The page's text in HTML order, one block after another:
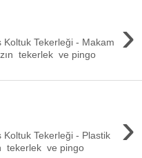
›
Koltuk Tekerleği - Makam
tekerlek ve pingo
›
Koltuk Tekerleği - Plastik
tekerlek ve pingo